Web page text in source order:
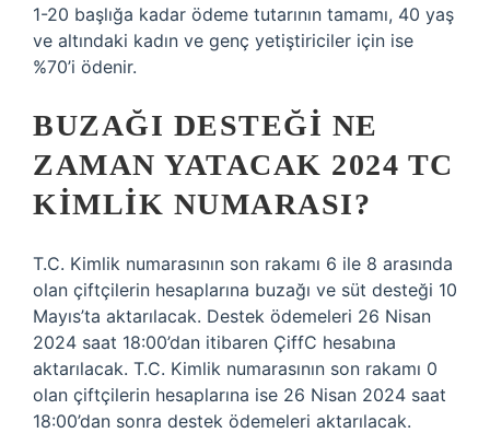
1-20 başlığa kadar ödeme tutarının tamamı, 40 yaş
ve altındaki kadın ve genç yetiştiriciler için ise
%70’i ödenir.
BUZAĞI DESTEĞI NE
ZAMAN YATACAK 2024 TC
KIMLIK NUMARASI?
T.C. Kimlik numarasının son rakamı 6 ile 8 arasında
olan çiftçilerin hesaplarına buzağı ve süt desteği 10
Mayıs’ta aktarılacak. Destek ödemeleri 26 Nisan
2024 saat 18:00’dan itibaren ÇiffC hesabına
aktarılacak. T.C. Kimlik numarasının son rakamı 0
olan çiftçilerin hesaplarına ise 26 Nisan 2024 saat
18:00’dan sonra destek ödemeleri aktarılacak.